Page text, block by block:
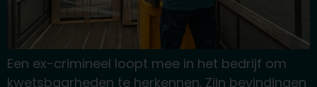
Een ex-crimineel loopt mee in het bedrijf om
kwetsbaarheden te herkennen. Zijn bevindingen